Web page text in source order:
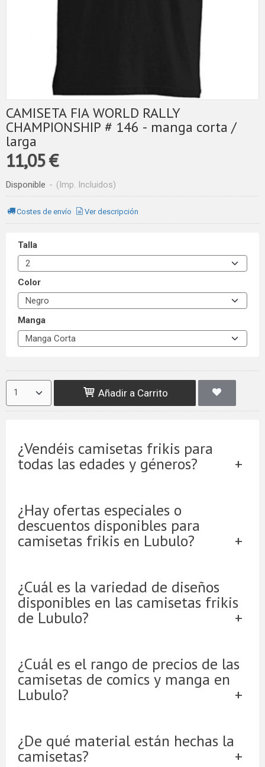
CAMISETA FIA WORLD RALLY
CHAMPIONSHIP # 146 - manga corta /
larga
11,05 €
Disponible - (Imp. Incluidos)
Costes de envío Ver descripción
Talla
Color
Manga
Añadir a Carrito
¿Vendéis camisetas frikis para
todas las edades y géneros?
¿Hay ofertas especiales o
descuentos disponibles para
camisetas frikis en Lubulo?
¿Cuál es la variedad de diseños
disponibles en las camisetas frikis
de Lubulo?
¿Cuál es el rango de precios de las
camisetas de comics y manga en
Lubulo?
¿De qué material están hechas la
camisetas?